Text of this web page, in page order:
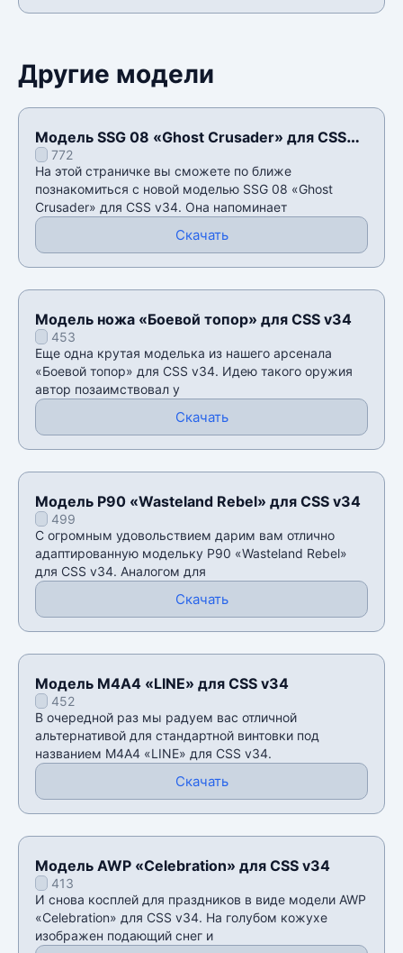
Другие модели
Модель SSG 08 «Ghost Crusader» для CSS
v34772
На этой страничке вы сможете по ближе
познакомиться с новой моделью SSG 08 «Ghost
Crusader» для CSS v34. Она напоминает
Скачать
Модель ножа «Боевой топор» для CSS v34
453
Еще одна крутая моделька из нашего арсенала
«Боевой топор» для CSS v34. Идею такого оружия
автор позаимствовал у
Скачать
Модель P90 «Wasteland Rebel» для CSS v34
499
С огромным удовольствием дарим вам отлично
адаптированную модельку P90 «Wasteland Rebel»
для CSS v34. Аналогом для
Скачать
Модель М4А4 «LINE» для CSS v34
452
В очередной раз мы радуем вас отличной
альтернативой для стандартной винтовки под
названием М4А4 «LINE» для CSS v34.
Скачать
Модель AWP «Celebration» для CSS v34
413
И снова косплей для праздников в виде модели AWP
«Celebration» для CSS v34. На голубом кожухе
изображен подающий снег и